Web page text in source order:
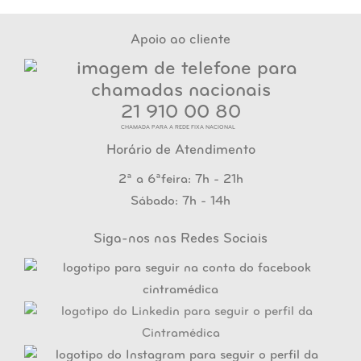
Apoio ao cliente
21 910 00 80
CHAMADA PARA A REDE FIXA NACIONAL
Horário de Atendimento
2ª a 6ªfeira: 7h - 21h
Sábado: 7h - 14h
Siga-nos nas Redes Sociais